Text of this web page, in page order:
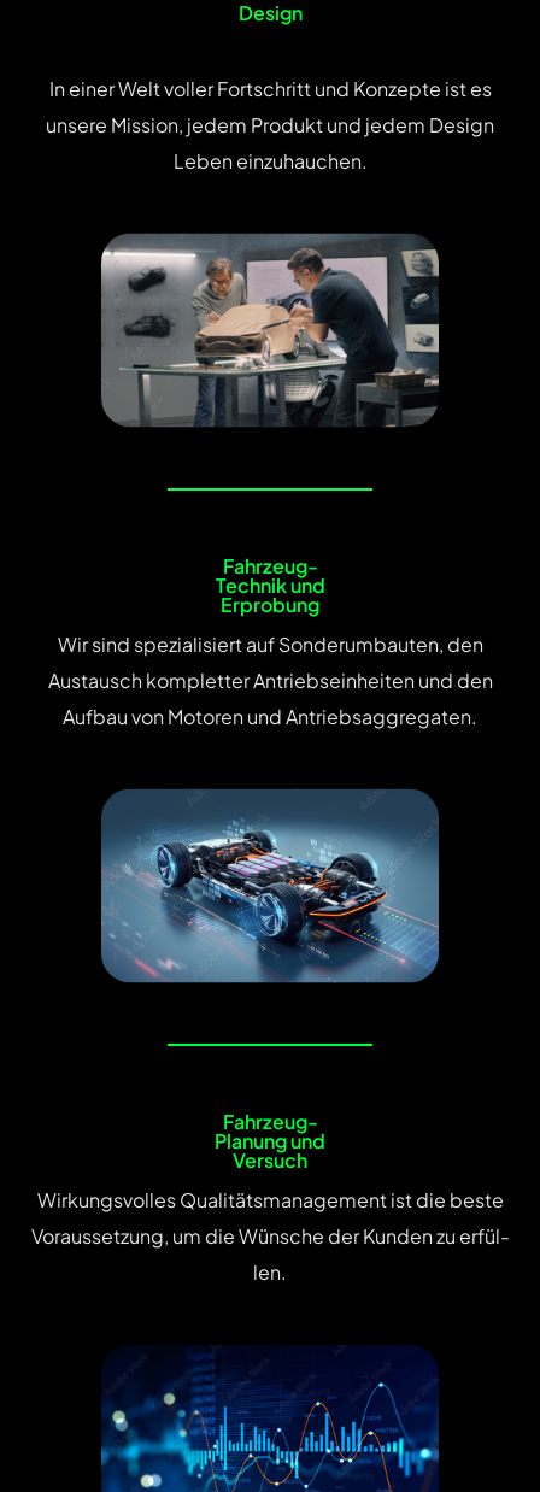
Design
In einer Welt voller Fortschritt und Konzepte ist es
unsere Mission, jedem Produkt und jedem Design
Leben einzuhauchen.
Fahrzeug-
Technik und
Erprobung
Wir sind spezialisiert auf Sonderumbauten, den
Austausch kompletter Antriebseinheiten und den
Aufbau von Motoren und Antriebsaggregaten.
Fahrzeug-
Planung und
Versuch
Wirkungsvolles Qualitäts­manage­ment ist die beste
Vor­aus­set­zung, um die Wün­sche der Kun­den zu erfül­
len.